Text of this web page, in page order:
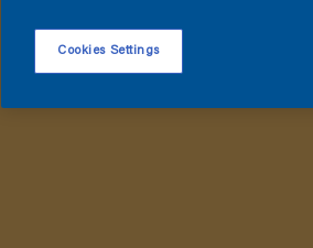
Cookies Settings